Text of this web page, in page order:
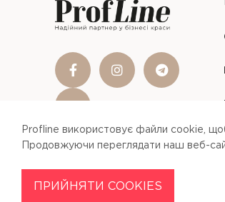
Profline використовує файли cookie, щоб
Продовжуючи переглядати наш веб-
ПРИЙНЯТИ COOKIES